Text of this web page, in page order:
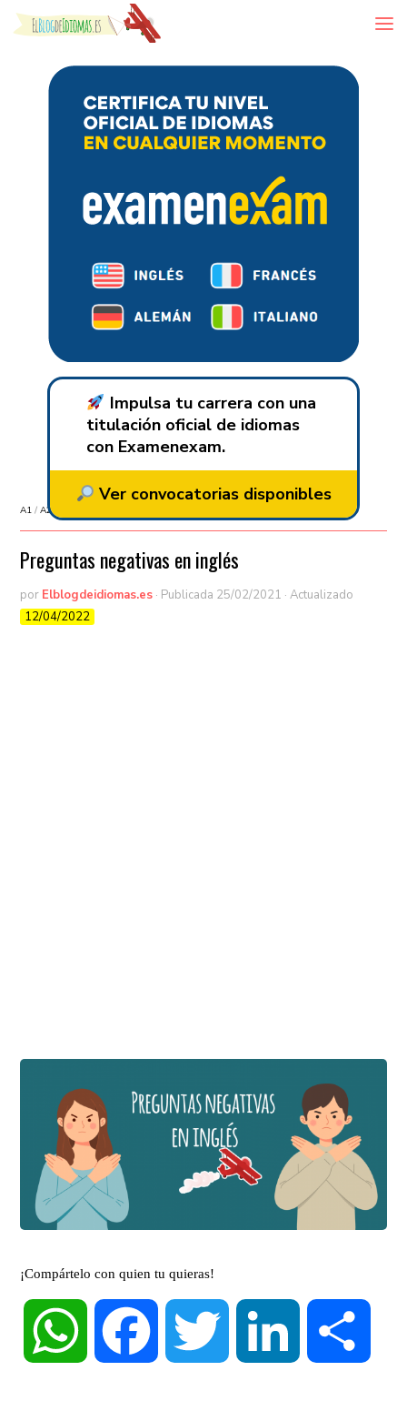
Skip to content
Impulsa tu carrera con una
titulación oficial de idiomas
con Examenexam.
Ver convocatorias disponibles
A1 / A2
Preguntas negativas en inglés
por Elblogdeidiomas.es · Publicada 25/02/2021 · Actualizado
12/04/2022
¡Compártelo con quien tu quieras!
WhatsApp Facebook Twitter LinkedIn